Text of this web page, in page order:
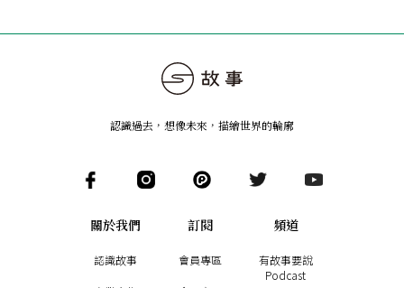
認識過去，想像未來 ， 描繪世界的輪廓
關於我們
認識故事
訂閱
會員專區
頻道
有故事要說
Podcast